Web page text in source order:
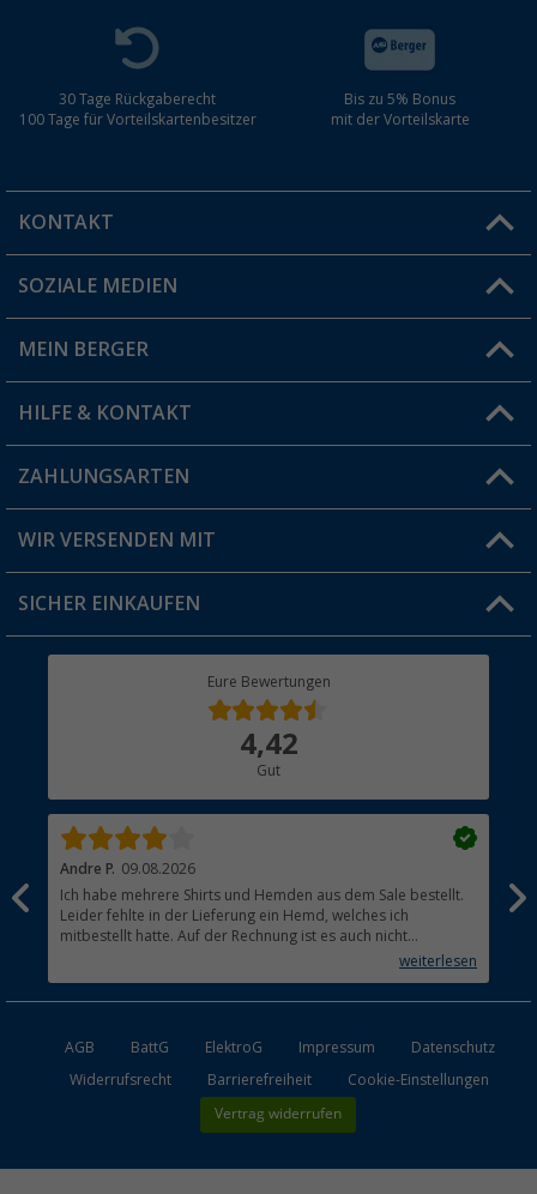
30 Tage Rückgaberecht
100 Tage für Vorteilskartenbesitzer
Bis zu 5% Bonus
mit der Vorteilskarte
KONTAKT
Du hast eine Frage?
Filiale finden
SOZIALE MEDIEN
MEIN BERGER
Vorteilskarte
Blog
Jobs & Karriere
HILFE & KONTAKT
FAQ & Kontakt
Versandinformationen
Rücksendung
ZAHLUNGSARTEN
WIR VERSENDEN MIT
SICHER EINKAUFEN
Eure Bewertungen
4,42
Gut
Andre P. 09.08.2026
Ich habe mehrere Shirts und Hemden aus dem Sale bestellt.
Leider fehlte in der Lieferung ein Hemd, welches ich
mitbestellt hatte. Auf der Rechnung ist es auch nicht
aufgetaucht, aber es gab keinen einzigen Hinweis, dass die
weiterlesen
AGB BattG ElektroG Impressum
Datenschutz
Widerrufsrecht
Barrierefreiheit Cookie-Einstellungen
Vertrag widerrufen